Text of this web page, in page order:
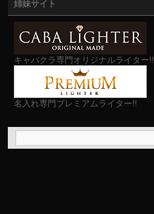
姉妹サイト
キャバクラ専門オリジナルライター!!
名入れ専門プレミアムライター!!